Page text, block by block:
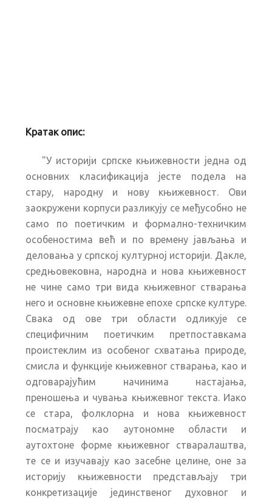
Кратак опис:
"У историји српске књижевности једна од
основних класификација јесте подела на
стару, народну и нову књижевност. Ови
заокружени корпуси разликују се међусобно не
само по поетичким и формално-техничким
особеностима већ и по времену јављања и
деловања у српској културној историји. Дакле,
средњовековна, народна и нова књижевност
не чине само три вида књижевног стварања
него и основне књижевне епохе српске културе.
Свака од ове три области одликује се
специфичним поетичким претпоставкама
проистеклим из особеног схватања природе,
смисла и функције књижевног стварања, као и
одговарајућим начинима настајања,
преношења и чувања књижевног текста. Иако
се стара, фолклорна и нова књижевност
посматрају као аутономне области и
аутохтоне форме књижевног стваралаштва,
те се и изучавају као засебне целине, оне за
историју књижевности представљају три
конкретизације јединственог духовног и